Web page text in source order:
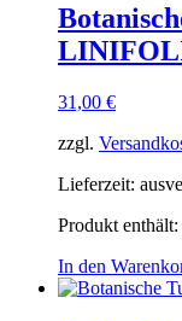
31,00 €
zzgl.
Lieferzeit:
Produkt enthält:
In den